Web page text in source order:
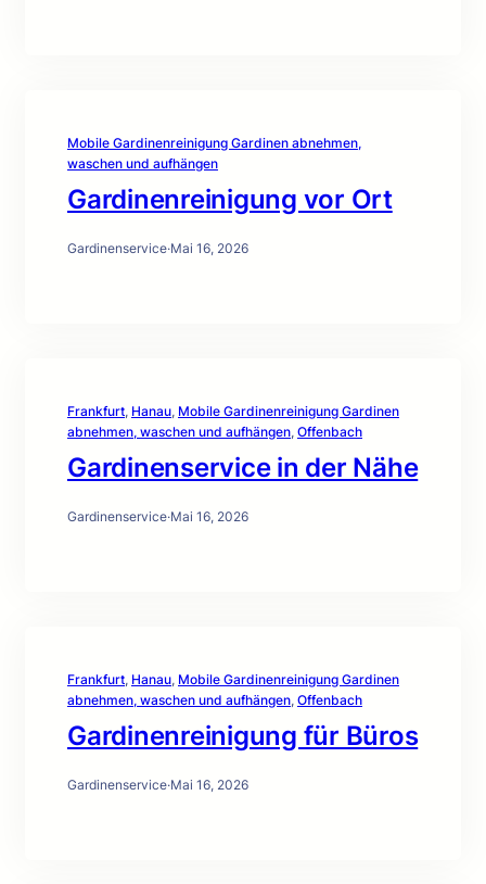
Mobile Gardinenreinigung Gardinen abnehmen,
waschen und aufhängen
Gardinenreinigung vor Ort
Gardinenservice·Mai 16, 2026
Frankfurt, Hanau, Mobile Gardinenreinigung Gardinen
abnehmen, waschen und aufhängen, Offenbach
Gardinenservice in der Nähe
Gardinenservice·Mai 16, 2026
Frankfurt, Hanau, Mobile Gardinenreinigung Gardinen
abnehmen, waschen und aufhängen, Offenbach
Gardinenreinigung für Büros
Gardinenservice·Mai 16, 2026